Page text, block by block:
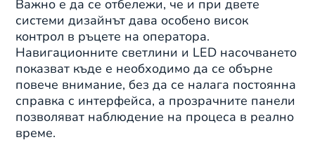
Важно е да се отбележи, че и при двете
системи дизайнът дава особено висок
контрол в ръцете на оператора.
Навигационните светлини и LED насочването
показват къде е необходимо да се обърне
повече внимание, без да се налага постоянна
справка с интерфейса, а прозрачните панели
позволяват наблюдение на процеса в реално
време.